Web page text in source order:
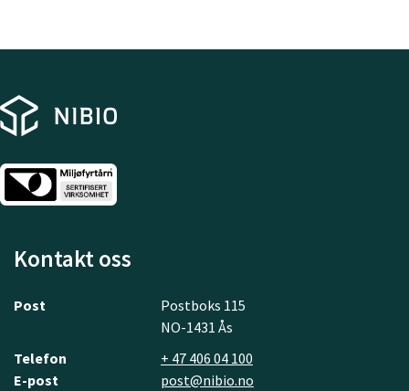
Kontakt oss
Post
Postboks 115
NO-1431 Ås
Telefon
+ 47 406 04 100
E-post
post@nibio.no